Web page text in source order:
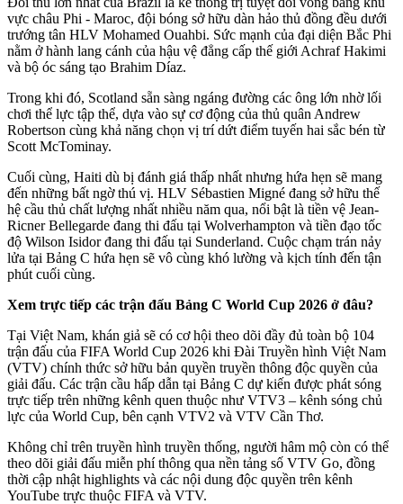
vực châu Phi - Maroc, đội bóng sở hữu dàn hảo thủ đồng đều dưới
trướng tân HLV Mohamed Ouahbi. Sức mạnh của đại diện Bắc Phi
nằm ở hành lang cánh của hậu vệ đẳng cấp thế giới Achraf Hakimi
và bộ óc sáng tạo Brahim Díaz.
Trong khi đó, Scotland sẵn sàng ngáng đường các ông lớn nhờ lối
chơi thể lực tập thể, dựa vào sự cơ động của thủ quân Andrew
Robertson cùng khả năng chọn vị trí dứt điểm tuyến hai sắc bén từ
Scott McTominay.
Cuối cùng, Haiti dù bị đánh giá thấp nhất nhưng hứa hẹn sẽ mang
đến những bất ngờ thú vị. HLV Sébastien Migné đang sở hữu thế
hệ cầu thủ chất lượng nhất nhiều năm qua, nổi bật là tiền vệ Jean-
Ricner Bellegarde đang thi đấu tại Wolverhampton và tiền đạo tốc
độ Wilson Isidor đang thi đấu tại Sunderland. Cuộc chạm trán nảy
lửa tại Bảng C hứa hẹn sẽ vô cùng khó lường và kịch tính đến tận
phút cuối cùng.
Xem trực tiếp các trận đấu Bảng C World Cup 2026 ở đâu?
Tại Việt Nam, khán giả sẽ có cơ hội theo dõi đầy đủ toàn bộ 104
trận đấu của FIFA World Cup 2026 khi Đài Truyền hình Việt Nam
(VTV) chính thức sở hữu bản quyền truyền thông độc quyền của
giải đấu. Các trận cầu hấp dẫn tại Bảng C dự kiến được phát sóng
trực tiếp trên những kênh quen thuộc như VTV3 – kênh sóng chủ
lực của World Cup, bên cạnh VTV2 và VTV Cần Thơ.
Không chỉ trên truyền hình truyền thống, người hâm mộ còn có thể
theo dõi giải đấu miễn phí thông qua nền tảng số VTV Go, đồng
thời cập nhật highlights và các nội dung độc quyền trên kênh
YouTube trực thuộc FIFA và VTV.